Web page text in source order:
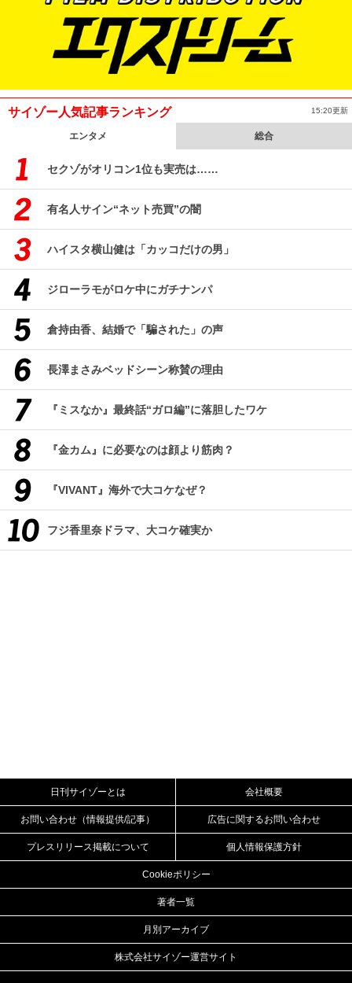
サイゾー人気記事ランキング 15:20更新
エンタメ 総合
セクゾがオリコン1位も実売は……
有名人サイン“ネット売買”の闇
ハイスタ横山健は「カッコだけの男」
ジローラモがロケ中にガチナンパ
倉持由香、結婚で「騙された」の声
長澤まさみベッドシーン称賛の理由
『ミスなか』最終話“ガロ編”に落胆したワケ
『金カム』に必要なのは顔より筋肉？
『VIVANT』海外で大コケなぜ？
フジ香里奈ドラマ、大コケ確実か
日刊サイゾーとは 会社概要
お問い合わせ（情報提供/記事） 広告に関するお問い合わせ
プレスリリース掲載について 個人情報保護方針
Cookieポリシー
著者一覧
月別アーカイブ
株式会社サイゾー運営サイト